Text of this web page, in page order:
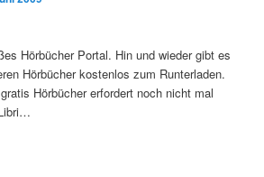
Hörbücher Portal. Hin und wieder gibt es
Hörbücher kostenlos zum Runterladen.
Hörbücher erfordert noch nicht mal